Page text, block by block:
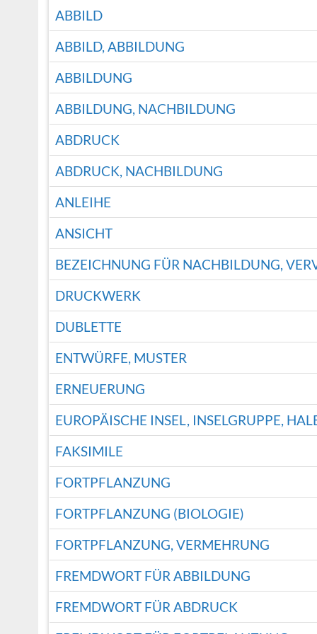
ABBILD
ABBILD, ABBILDUNG
ABBILDUNG
ABBILDUNG, NACHBILDUNG
ABDRUCK
ABDRUCK, NACHBILDUNG
ANLEIHE
ANSICHT
BEZEICHNUNG FÜR NACHBILDUNG,
DRUCKWERK
DUBLETTE
ENTWÜRFE, MUSTER
ERNEUERUNG
EUROPÄISCHE INSEL, INSELGRUPPE,
FAKSIMILE
FORTPFLANZUNG
FORTPFLANZUNG (BIOLOGIE)
FORTPFLANZUNG, VERMEHRUNG
FREMDWORT FÜR ABBILDUNG
FREMDWORT FÜR ABDRUCK